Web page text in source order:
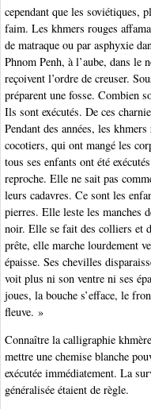
cependant que les soviétiques,
faim. Les khmers rouges
de matraque ou par asphyxie
Phnom Penh, à l’aube, dans
reçoivent l’ordre de creuser.
préparent une fosse. Combien
Ils sont exécutés. De ces
Pendant des années, les
cocotiers, qui ont mangé les
tous ses enfants ont été
reproche. Elle ne sait pas
leurs cadavres. Ce sont les
pierres. Elle leste les manches
noir. Elle se fait des colliers et
prête, elle marche lourdement
épaisse. Ses chevilles
voit plus ni son ventre ni ses
joues, la bouche s’efface, le
fleuve. »
Connaître la calligraphie
mettre une chemise blanche
exécutée immédiatement. La
généralisée étaient de règle.